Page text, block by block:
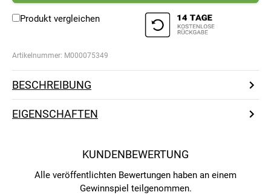
Produkt vergleichen
Artikelnummer: M000075349
BESCHREIBUNG
EIGENSCHAFTEN
KUNDENBEWERTUNG
Alle veröffentlichten Bewertungen haben an einem
Gewinnspiel teilgenommen.